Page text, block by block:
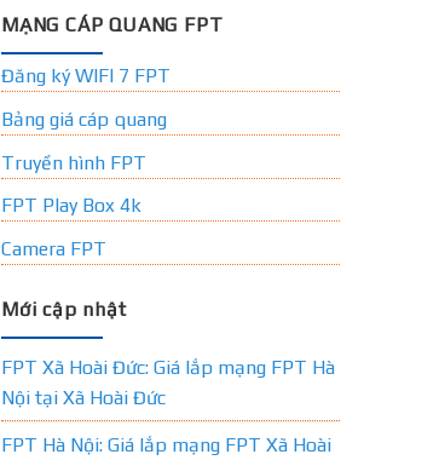
MẠNG CÁP QUANG FPT
Đăng ký WIFI 7 FPT
Bảng giá cáp quang
Truyền hình FPT
FPT Play Box 4k
Camera FPT
Mới cập nhật
FPT Xã Hoài Đức: Giá lắp mạng FPT Hà
Nội tại Xã Hoài Đức
FPT Hà Nội: Giá lắp mạng FPT Xã Hoài